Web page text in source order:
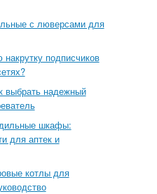
с люверсами для
накрутку подписчиков
выбрать надежный
шкафы:
для аптек и
котлы для